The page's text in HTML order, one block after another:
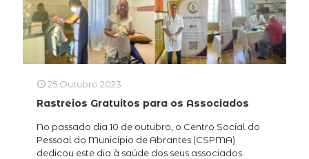
25 Outubro 2023
Rastreios Gratuitos para os Associados
No passado dia 10 de outubro, o Centro Social do
Pessoal do Município de Abrantes (CSPMA)
dedicou este dia à saúde dos seus associados.